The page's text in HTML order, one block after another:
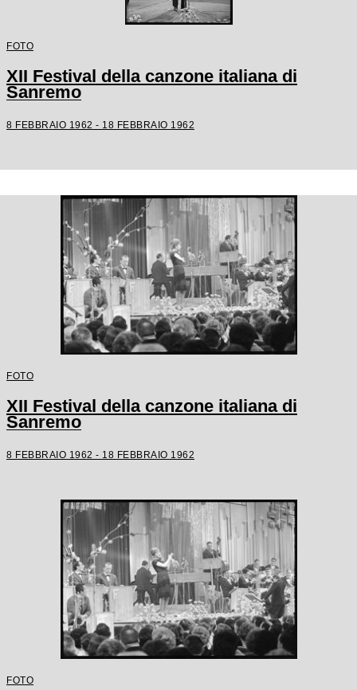
FOTO
XII Festival della canzone italiana di
Sanremo
8 FEBBRAIO 1962 - 18 FEBBRAIO 1962
FOTO
XII Festival della canzone italiana di
Sanremo
8 FEBBRAIO 1962 - 18 FEBBRAIO 1962
FOTO